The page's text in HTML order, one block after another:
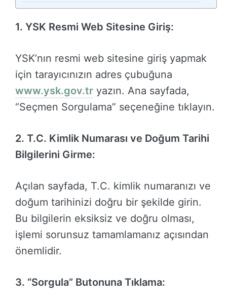
1. YSK Resmi Web Sitesine Giriş:
YSK’nın resmi web sitesine giriş yapmak
için tarayıcınızın adres çubuğuna
www.ysk.gov.tr yazın. Ana sayfada,
“Seçmen Sorgulama” seçeneğine tıklayın.
2. T.C. Kimlik Numarası ve Doğum Tarihi
Bilgilerini Girme:
Açılan sayfada, T.C. kimlik numaranızı ve
doğum tarihinizi doğru bir şekilde girin.
Bu bilgilerin eksiksiz ve doğru olması,
işlemi sorunsuz tamamlamanız açısından
önemlidir.
3. “Sorgula” Butonuna Tıklama: